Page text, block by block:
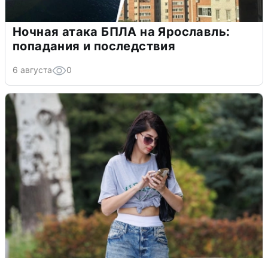
Ночная атака БПЛА на Ярославль:
попадания и последствия
6 августа 0